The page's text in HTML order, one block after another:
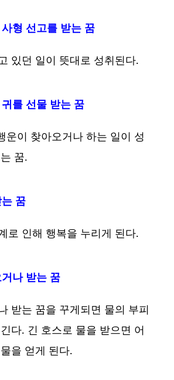
형 선고를 받는 꿈
있던 일이 뜻대로 성취된다.
를 선물 받는 꿈
운이 찾아오거나 하는 일이 성
꿈.
꿈
로 인해 행복을 누리게 된다.
나 받는 꿈
받는 꿈을 꾸게되면 물의 부피
다. 긴 호스로 물을 받으면 어
을 얻게 된다.